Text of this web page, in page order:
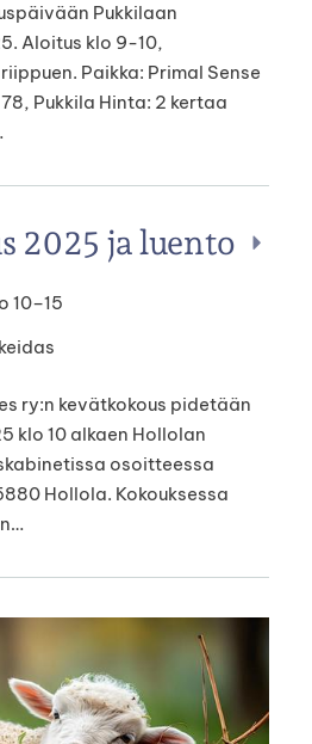
Pukkilaan
Aloitus klo 9-10,
Paikka: Primal Sense
Pukkila Hinta: 2 kertaa
2025 ja luento
10–15
ry:n kevätkokous pidetään
klo 10 alkaen Hollolan
osoitteessa
Hollola. Kokouksessa